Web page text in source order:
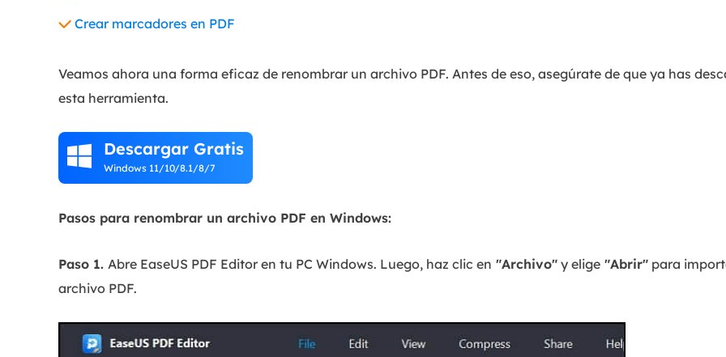
Crear marcadores en PDF
Veamos ahora una forma eficaz de renombrar un archivo PDF. Antes de eso, asegúrate de que ya has
esta herramienta.
 Descargar Gratis
Windows 11/10/8.1/8/7
Pasos para renombrar un archivo PDF en Windows:
Paso 1. Abre EaseUS PDF Editor en tu PC Windows. Luego, haz clic en "Archivo" y elige "Abrir" para
archivo PDF.